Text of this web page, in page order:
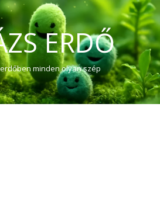
ERDŐ
minden olyan szép